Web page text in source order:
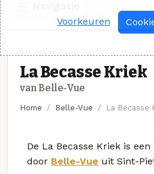
La Becasse Kriek
van Belle-Vue
Home Belle-Vue La Becasse
De La Becasse Kriek is
door Belle-Vue uit Sint-
Voorkeuren